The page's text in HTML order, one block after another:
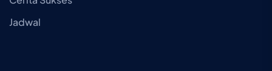
Jadwal